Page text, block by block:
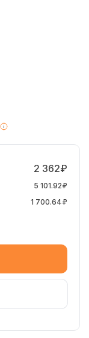
2 362₽
5 101.92₽
1 700.64₽